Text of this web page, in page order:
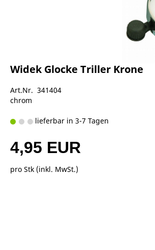
Widek Glocke Triller Krone
Art.Nr. 341404
chrom
lieferbar in 3-7 Tagen
4,95 EUR
pro Stk (inkl. MwSt.)